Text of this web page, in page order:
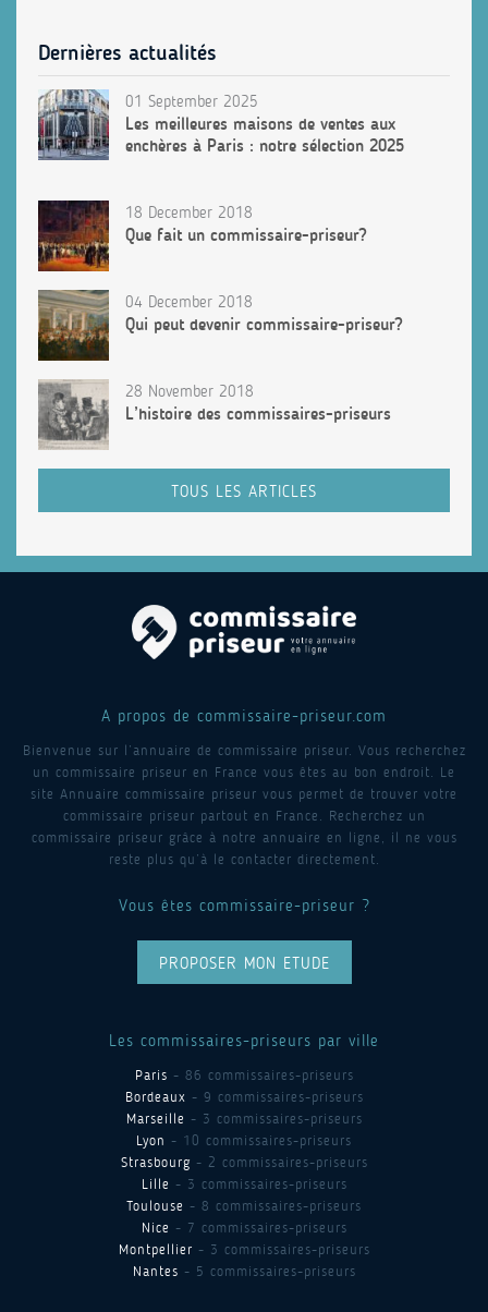
Dernières actualités
01 September 2025
Les meilleures maisons de ventes aux
enchères à Paris : notre sélection 2025
18 December 2018
Que fait un commissaire-priseur?
04 December 2018
Qui peut devenir commissaire-priseur?
28 November 2018
L’histoire des commissaires-priseurs
TOUS LES ARTICLES
A propos de commissaire-priseur.com
Bienvenue sur l’annuaire de commissaire priseur. Vous recherchez
un commissaire priseur en France vous êtes au bon endroit. Le
site Annuaire commissaire priseur vous permet de trouver votre
commissaire priseur partout en France. Recherchez un
commissaire priseur grâce à notre annuaire en ligne, il ne vous
reste plus qu’à le contacter directement.
Vous êtes commissaire-priseur ?
PROPOSER MON ETUDE
Les commissaires-priseurs par ville
Paris - 86 commissaires-priseurs
Bordeaux - 9 commissaires-priseurs
Marseille - 3 commissaires-priseurs
Lyon - 10 commissaires-priseurs
Strasbourg - 2 commissaires-priseurs
Lille - 3 commissaires-priseurs
Toulouse - 8 commissaires-priseurs
Nice - 7 commissaires-priseurs
Montpellier - 3 commissaires-priseurs
Nantes - 5 commissaires-priseurs